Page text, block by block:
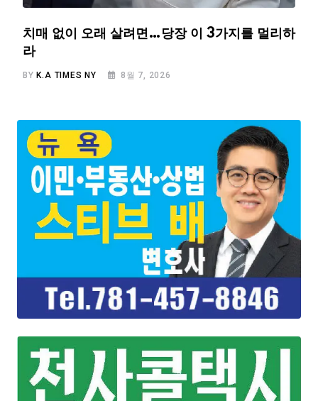
치매 없이 오래 살려면…당장 이 3가지를 멀리하
라
BYK.A TIMES NY 8월 7, 2026